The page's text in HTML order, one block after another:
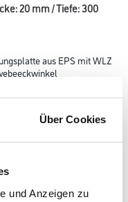
Über Cookies
und Anzeigen zu
20 mm / Tiefe: 300
aus EPS mit WLZ